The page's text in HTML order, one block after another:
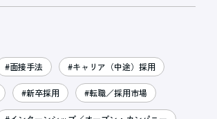
#面接手法 #キャリア（中途）採用
#新卒採用 #転職／採用市場